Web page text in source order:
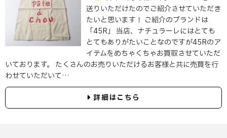
送りいただけたのでご紹介させていただき
たいと思います！ ご紹介のブランドは
「45R」 当店、ナチュラーレにはとても
とてもありがたいことなのですが45Rのア
イテムをめちゃくちゃお買取させていただ
いております。 たくさんのお売りいただけるお客様と共に売買を行
わせていただいて…
詳細はこちら